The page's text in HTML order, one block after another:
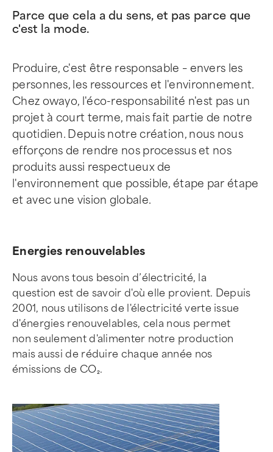
Parce que cela a du sens, et pas parce que
c'est la mode.
Produire, c'est être responsable – envers les
personnes, les ressources et l'environnement.
Chez owayo, l'éco-responsabilité n'est pas un
projet à court terme, mais fait partie de notre
quotidien. Depuis notre création, nous nous
efforçons de rendre nos processus et nos
produits aussi respectueux de
l'environnement que possible, étape par étape
et avec une vision globale.
Energies renouvelables
Nous avons tous besoin d’électricité, la
question est de savoir d'où elle provient. Depuis
2001, nous utilisons de l'électricité verte issue
d'énergies renouvelables, cela nous permet
non seulement d'alimenter notre production
mais aussi de réduire chaque année nos
émissions de CO₂.